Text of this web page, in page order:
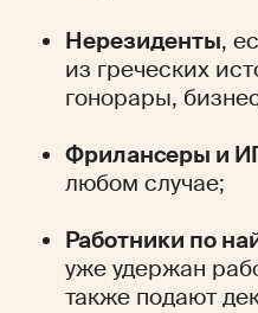
Нерезиденты,
из греческих
гонорары,
Фрилансеры и
любом случае;
Работники по
уже удержан
также подают